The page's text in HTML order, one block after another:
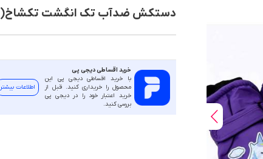
دستکش ضدآب تک انگشت تکشاخ(6368)
خرید اقساطی دیجی پی
با خرید اقساطی دیجی پی این
محصول را خریداری کنید. قبل از
خرید اعتبار خود را در دیجی پی
بررسی کنید.
اطلاعات بیشتر